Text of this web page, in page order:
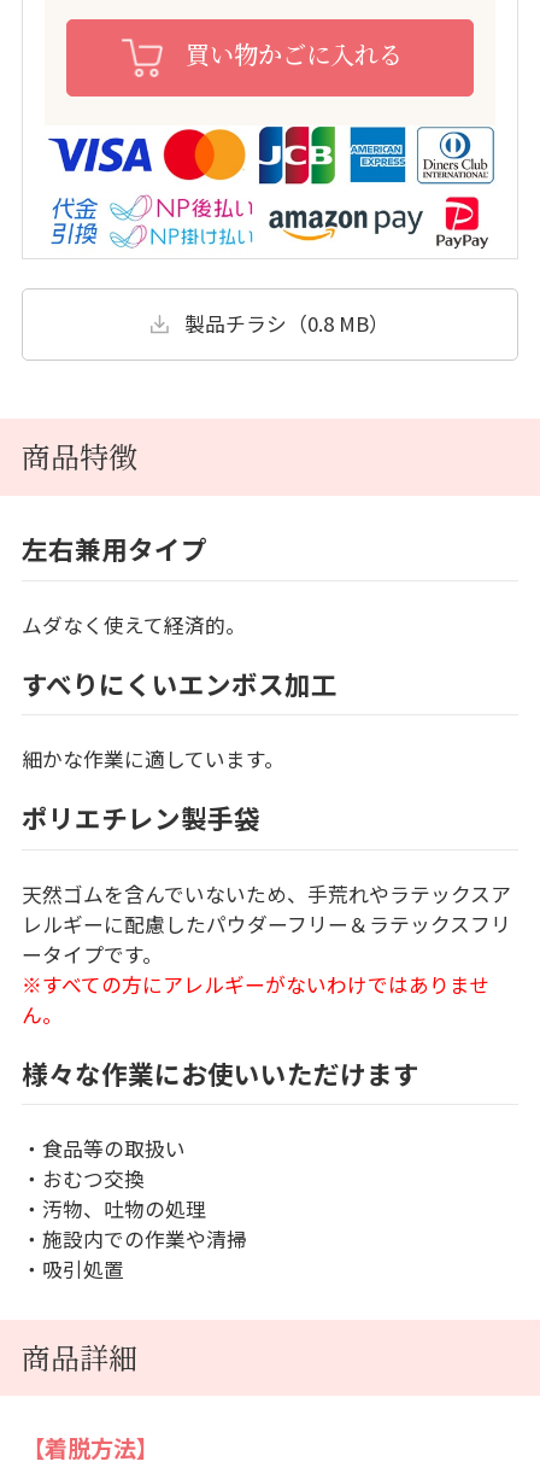
買い物かごに入れる
製品チラシ（0.8 MB）
商品特徴
左右兼用タイプ
ムダなく使えて経済的。
すべりにくいエンボス加工
細かな作業に適しています。
ポリエチレン製手袋
天然ゴムを含んでいないため、手荒れやラテックスア
レルギーに配慮したパウダーフリー＆ラテックスフリ
ータイプです。
※すべての方にアレルギーがないわけではありませ
ん。
様々な作業にお使いいただけます
・食品等の取扱い
・おむつ交換
・汚物、吐物の処理
・施設内での作業や清掃
・吸引処置
商品詳細
【着脱方法】